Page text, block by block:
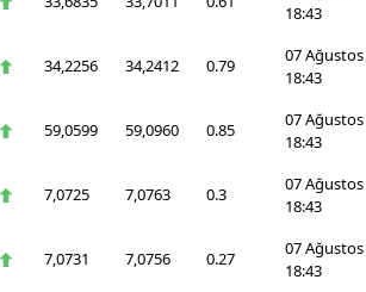
18:43
34,2256 34,2412 0.79
07 Ağustos
18:43
59,0599 59,0960 0.85
07 Ağustos
18:43
7,0725 7,0763 0.3
07 Ağustos
18:43
7,0731 7,0756 0.27
07 Ağustos
18:43